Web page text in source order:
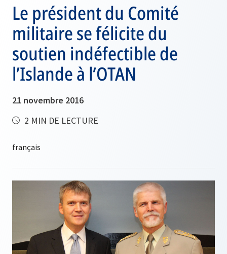
Le président du Comité
militaire se félicite du
soutien indéfectible de
l’Islande à l’OTAN
21 novembre 2016
2 MIN DE LECTURE